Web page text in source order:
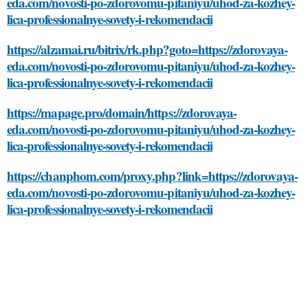
lica-professionalnye-sovety-i-rekomendacii
https://alzamai.ru/bitrix/rk.php?goto=https://zdorovaya-
eda.com/novosti-po-zdorovomu-pitaniyu/uhod-za-kozhey-
lica-professionalnye-sovety-i-rekomendacii
https://mapage.pro/domain/https://zdorovaya-
eda.com/novosti-po-zdorovomu-pitaniyu/uhod-za-kozhey-
lica-professionalnye-sovety-i-rekomendacii
https://chanphom.com/proxy.php?link=https://zdorovaya-
eda.com/novosti-po-zdorovomu-pitaniyu/uhod-za-kozhey-
lica-professionalnye-sovety-i-rekomendacii